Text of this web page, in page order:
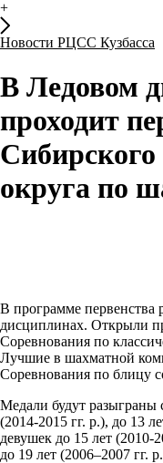
+
Новости РЦСС Кузбасса
В Ледовом
проходит
Сибирского
округа по
В программе первенства
дисциплинах. Открыли
Соревнования по
Лучшие в шахматной
Соревнования по блицу
Медали будут разыграны
(2014-2015 гг. р.), до 13
девушек до 15 лет (2010-
до 19 лет (2006–2007 гг.